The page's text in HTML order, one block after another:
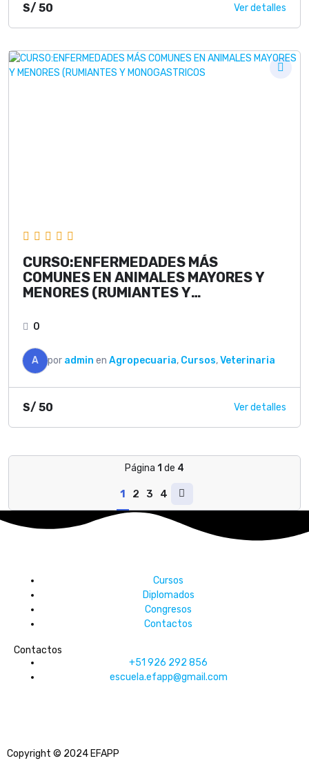
S/ 50 Ver detalles
CURSO:ENFERMEDADES MÁS
COMUNES EN ANIMALES MAYORES Y
MENORES (RUMIANTES Y
0
A por admin en Agropecuaria, Cursos,Veterinaria
S/ 50 Ver detalles
Página 1 de 4
1 2 3 4
Cursos
Diplomados
Congresos
Contactos
Contactos
+51 926 292 856
escuela.efapp@gmail.com
Copyright © 2024 EFAPP